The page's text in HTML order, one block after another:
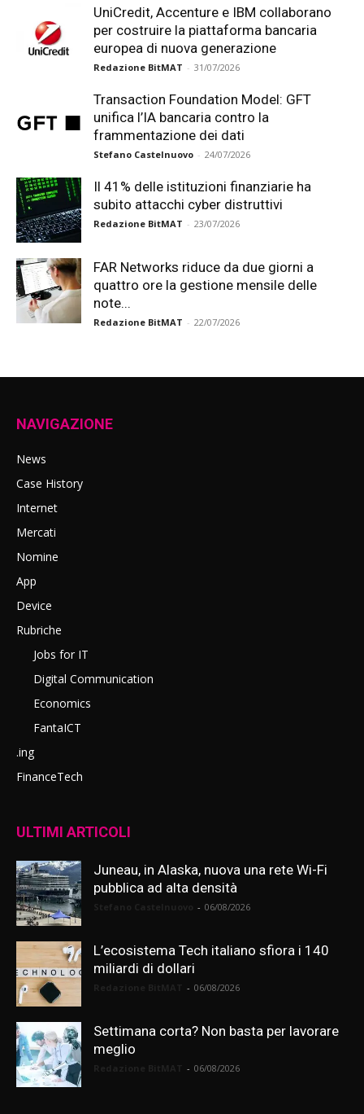
UniCredit, Accenture e IBM collaborano
per costruire la piattaforma bancaria
europea di nuova generazione
Redazione BitMAT - 31/07/2026
Transaction Foundation Model: GFT
unifica l’IA bancaria contro la
frammentazione dei dati
Stefano Castelnuovo - 24/07/2026
Il 41% delle istituzioni finanziarie ha
subito attacchi cyber distruttivi
Redazione BitMAT - 23/07/2026
FAR Networks riduce da due giorni a
quattro ore la gestione mensile delle
note...
Redazione BitMAT - 22/07/2026
NAVIGAZIONE
News
Case History
Internet
Mercati
Nomine
App
Device
Rubriche
Jobs for IT
Digital Communication
Economics
FantaICT
.ing
FinanceTech
ULTIMI ARTICOLI
Juneau, in Alaska, nuova una rete Wi-Fi
pubblica ad alta densità
- 06/08/2026
L’ecosistema Tech italiano sfiora i 140
miliardi di dollari
- 06/08/2026
Settimana corta? Non basta per lavorare
meglio
- 06/08/2026